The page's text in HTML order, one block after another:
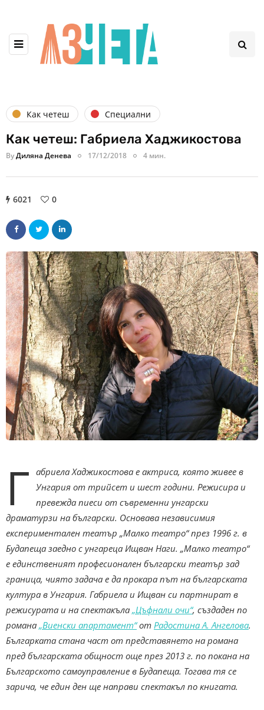
Как четеш Специални
Как четеш: Габриела Хаджикостова
ByДиляна Денева 17/12/2018 4 мин.
6021 0
Г абриела Хаджикостова е актриса, която живее в
Унгария от трийсет и шест години. Режисира и
превежда пиеси от съвременни унгарски
драматурзи на български. Основава независимия
експериментален театър „Малко театро“ през 1996 г. в
Будапеща заедно с унгареца Ищван Наги. „Малко театро“
е единственият професионален български театър зад
граница, чиято задача е да прокара път на българската
култура в Унгария. Габриела и Ищван си партнират в
режисурата и на спектакъла „Цъфнали очи“, създаден по
романа „Виенски апартамент“от Радостина А. Ангелова.
Българката стана част от представянето на романа
пред българската общност още през 2013 г. по покана на
Българското самоуправление в Будапещa. Тогава тя се
зарича, че един ден ще направи спектакъл по книгата.